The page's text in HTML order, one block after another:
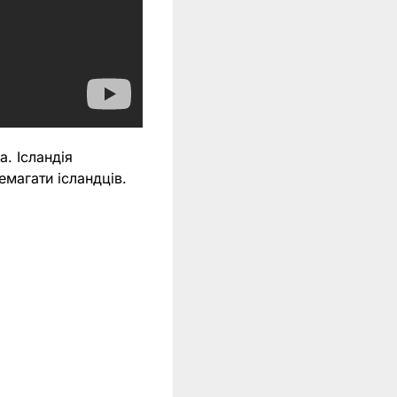
Ісландія
ісландців.